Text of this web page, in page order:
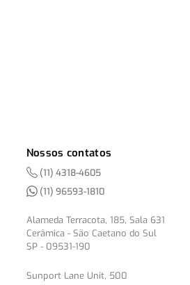
Nossos contatos
(11) 4318-4605
(11) 96593-1810
Alameda Terracota, 185, Sala 631
Cerâmica - São Caetano do Sul
SP - 09531-190
Sunport Lane Unit, 500